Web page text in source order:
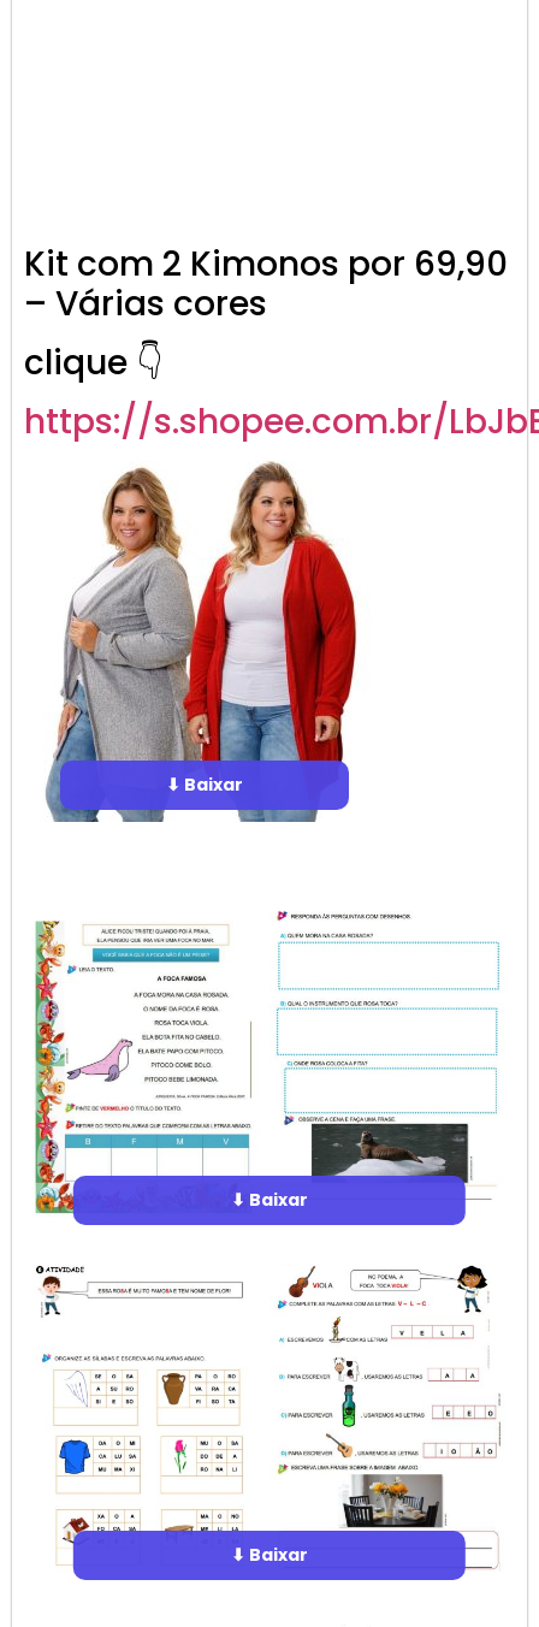
Kit com 2 Kimonos por 69,90
– Várias cores
clique 👇
https://s.shopee.com.br/
⬇ Baixar
⬇ Baixar
⬇ Baixar